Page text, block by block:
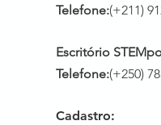
Telefone:(+211)
Escritório
Telefone:(+250)
Cadastro: